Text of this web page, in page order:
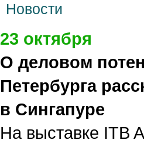
Новости
23 октября
О деловом
Петербурга
в Сингапуре
На выставке ITB